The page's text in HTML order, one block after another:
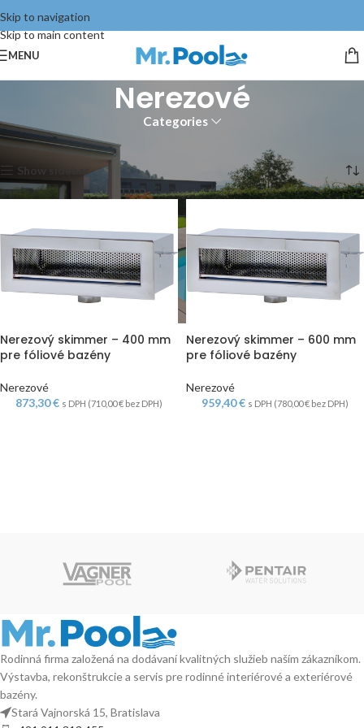
Skip to navigation
Skip to main content
MENU
Nerezové
Categories
Domov Stavba bazéna
Show sidebar
Nerezový skimmer – 400 mm
pre fóliové bazény
Nerezové
873,30€ s DPH (710,00€ bez DPH)
Nerezový skimmer – 600 mm
pre fóliové bazény
Nerezové
959,40€ s DPH (780,00€ bez DPH)
Rodinná firma založená na dodávaní kvalitných služieb naším zákazníkom.
Výstavba, rekonštrukcie a servis pre rodinné interiérové a exteriérové
bazény.
Stará Vajnorská 15, Bratislava